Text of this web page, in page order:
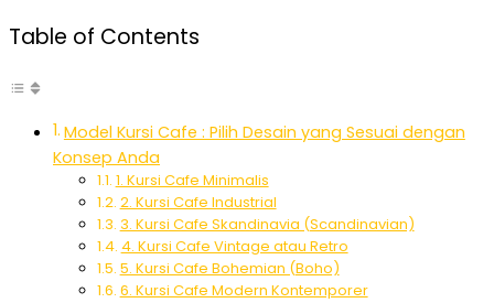
Table of Contents
Model Kursi Cafe : Pilih Desain yang Sesuai dengan
Konsep Anda
1. Kursi Cafe Minimalis
2. Kursi Cafe Industrial
3. Kursi Cafe Skandinavia (Scandinavian)
4. Kursi Cafe Vintage atau Retro
5. Kursi Cafe Bohemian (Boho)
6. Kursi Cafe Modern Kontemporer